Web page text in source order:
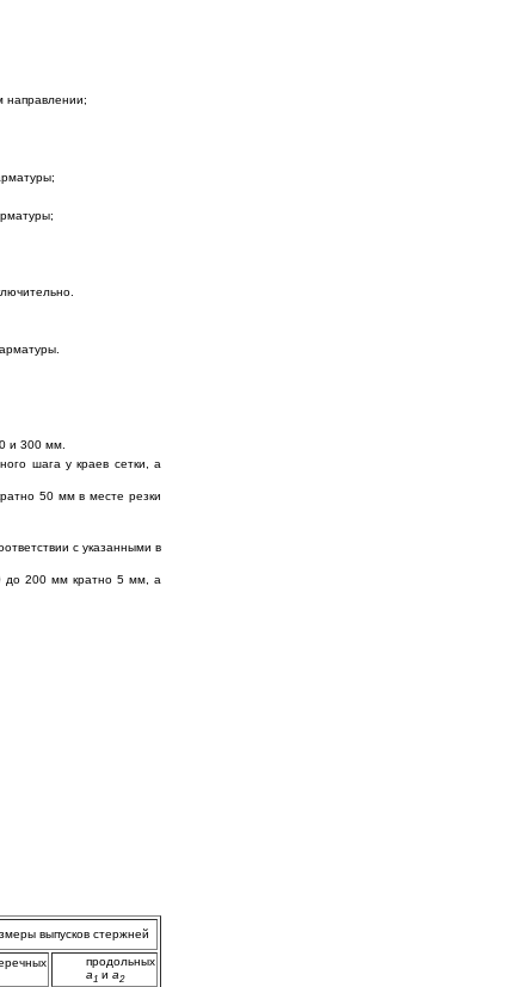
направлении;
и 300 мм.
шага у краев сетки, а
50 мм в месте резки
с указанными в
до 200 мм кратно 5 мм, а
выпусков стержней
продольных
а1и а2